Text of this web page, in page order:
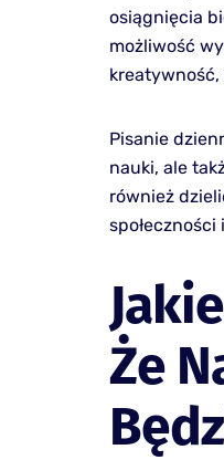
osiągnięcia
możliwość
kreatywność,
Pisanie
nauki, ale
również
Że